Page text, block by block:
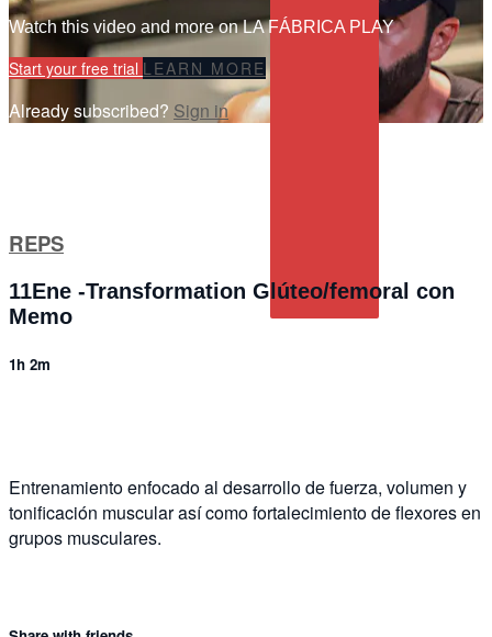
Watch this video and more on LA FÁBRICA PLAY
Start your free trial LEARN MORE
Already subscribed? Sign in
REPS
11Ene -Transformation Glúteo/femoral con
Memo
1h 2m
Entrenamiento enfocado al desarrollo de fuerza, volumen y
tonificación muscular así como fortalecimiento de flexores en
grupos musculares.